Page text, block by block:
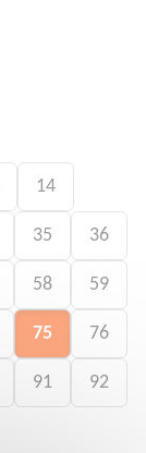
14
35 36
58 59
75 76
91 92